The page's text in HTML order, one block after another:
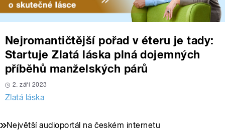
Nejromantičtější pořad v éteru je tady:
Startuje Zlatá láska plná dojemných
příběhů manželských párů
2. září 2023
Zlatá láska
Největší audioportál na českém internetu